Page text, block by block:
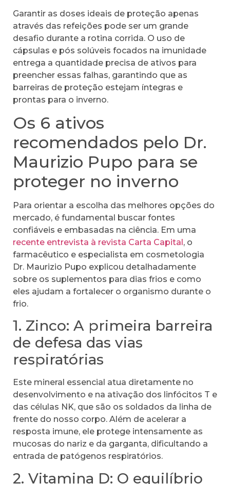
Garantir as doses ideais de proteção apenas
através das refeições pode ser um grande
desafio durante a rotina corrida. O uso de
cápsulas e pós solúveis focados na imunidade
entrega a quantidade precisa de ativos para
preencher essas falhas, garantindo que as
barreiras de proteção estejam íntegras e
prontas para o inverno.
Os 6 ativos
recomendados pelo Dr.
Maurizio Pupo para se
proteger no inverno
Para orientar a escolha das melhores opções do
mercado, é fundamental buscar fontes
confiáveis e embasadas na ciência. Em uma
recente entrevista à revista Carta Capital, o
farmacêutico e especialista em cosmetologia
Dr. Maurizio Pupo explicou detalhadamente
sobre os suplementos para dias frios e como
eles ajudam a fortalecer o organismo durante o
frio.
1. Zinco: A primeira barreira
de defesa das vias
respiratórias
Este mineral essencial atua diretamente no
desenvolvimento e na ativação dos linfócitos T e
das células NK, que são os soldados da linha de
frente do nosso corpo. Além de acelerar a
resposta imune, ele protege intensamente as
mucosas do nariz e da garganta, dificultando a
entrada de patógenos respiratórios.
2. Vitamina D: O equilíbrio